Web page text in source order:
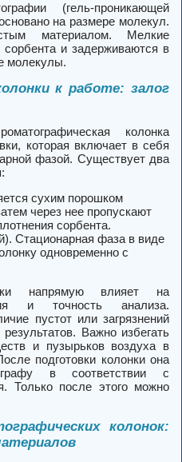
(гель-проникающей
на размере молекул.
материалом. Мелкие
и задерживаются в
молекулы.
к работе: залог
колонка
которая включает в себя
фазой. Существует два
сухим порошком
через нее пропускают
сорбента.
Стационарная фаза в виде
одновременно с
напрямую влияет на
и точность анализа.
пустот или загрязнений
Важно избегать
и пузырьков воздуха в
подготовки колонки она
в соответствии с
Только после этого можно
колонок: